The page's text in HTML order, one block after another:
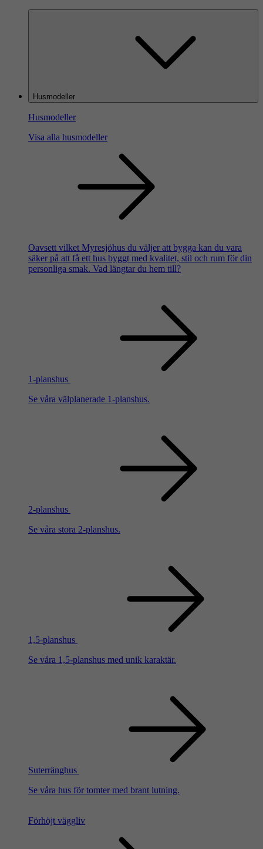
Husmodeller
Husmodeller
Visa alla husmodeller
Oavsett vilket Myresjöhus du väljer att bygga kan du vara
säker på att få ett hus byggt med kvalitet, stil och rum för din
personliga smak. Vad längtar du hem till?
1-planshus
Se våra välplanerade 1-planshus.
2-planshus
Se våra stora 2-planshus.
1,5-planshus
Se våra 1,5-planshus med unik karaktär.
Suterränghus
Se våra hus för tomter med brant lutning.
Förhöjt väggliv